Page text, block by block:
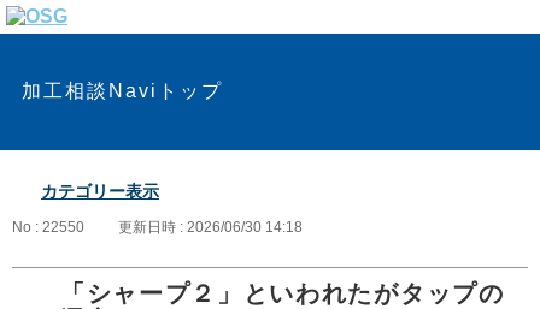
加工相談Naviトップ
カテゴリー表示
No : 22550 更新日時 : 2026/06/30 14:18
「シャープ２」といわれたがタップの